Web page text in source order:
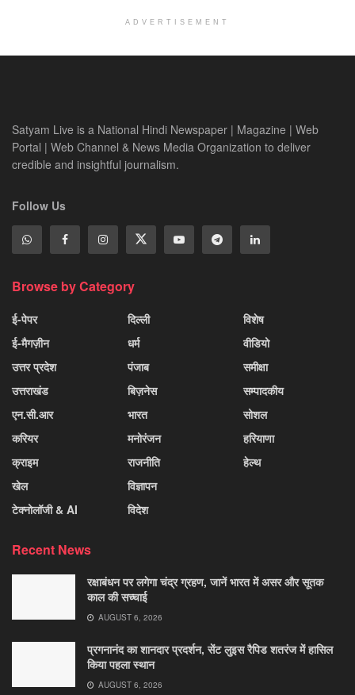
ADVERTISEMENT
Satyam Live is a National Hindi Newspaper | Magazine | Web
Portal | Web Channel & News Media Organization to deliver
credible and insightful journalism.
Follow Us
Browse by Category
ई-पेपर
ई-मैगज़ीन
उत्तर प्रदेश
उत्तराखंड
एन.सी.आर
करियर
क्राइम
खेल
टेक्नोलॉजी & AI
दिल्ली
धर्म
पंजाब
बिज़नेस
भारत
मनोरंजन
राजनीति
विज्ञापन
विदेश
विशेष
वीडियो
समीक्षा
सम्पादकीय
सोशल
हरियाणा
हेल्थ
Recent News
रक्षाबंधन पर लगेगा चंद्र ग्रहण, जानें भारत में असर और सूतक
काल की सच्चाई
AUGUST 6, 2026
प्रगनानंद का शानदार प्रदर्शन, सेंट लुइस रैपिड शतरंज में हासिल
किया पहला स्थान
AUGUST 6, 2026